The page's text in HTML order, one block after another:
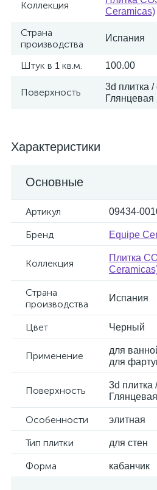
Коллекция
Ceramicas)
Страна
производства
Испания
Штук в 1 кв.м. 100.00
Поверхность
3d плитка
Глянцевая
Характеристики
Основные
Артикул 09434-
Бренд Equipe
Коллекция
Плитка
Страна
производства
Испания
Цвет Черный
Применение
для
для
Поверхность
3d плитка
Глянцевая
Особенности элитная
Тип плитки для стен
Форма кабанчик